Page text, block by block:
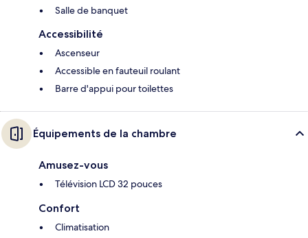
Salle de banquet
Accessibilité
Ascenseur
Accessible en fauteuil roulant
Barre d'appui pour toilettes
Équipements de la chambre
Amusez-vous
Télévision LCD 32 pouces
Confort
Climatisation